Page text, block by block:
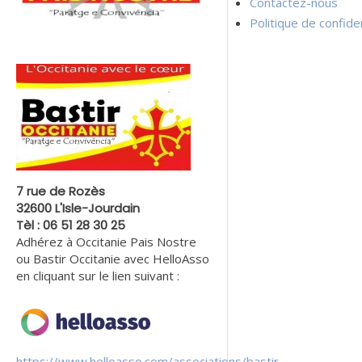
7 rue de Rozès
32600 L'Isle-Jourdain
Tèl : 06 51 28 30 25
Adhérez à Occitanie Pais Nostre
ou Bastir Occitanie avec HelloAsso
en cliquant sur le lien suivant :
Politique de